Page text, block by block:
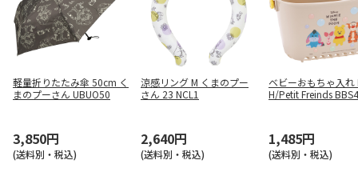
軽量折りたたみ傘 50cm く
まのプーさん UBUO50
3,850円
(送料別・税込)
涼感リング M くまのプー
さん 23 NCL1
2,640円
(送料別・税込)
ベビーおもちゃ入れ
H/Petit Freinds BBS4
1,485円
(送料別・税込)